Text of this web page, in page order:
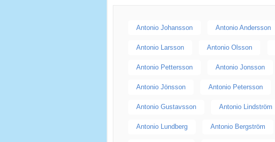
Antonio Johansson Antonio Andersson
Antonio Larsson Antonio Olsson
Antonio Pettersson Antonio Jonsson
Antonio Jönsson Antonio Petersson
Antonio Gustavsson Antonio Lindström
Antonio Lundberg Antonio Bergström